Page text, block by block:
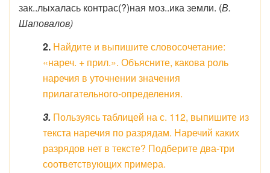
зак..лыхалась контрас(?)ная моз..ика земли. (В.
Шаповалов)
2. Найдите и выпишите словосочетание:
«нареч. + прил.». Объясните, какова роль
наречия в уточнении значения
прилагательного-определения.
3. Пользуясь таблицей на с. 112, выпишите из
текста наречия по разрядам. Наречий каких
разрядов нет в тексте? Подберите два-три
соответствующих примера.